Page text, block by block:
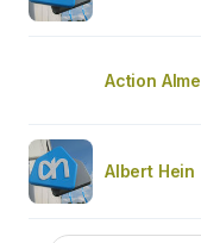
Action
Albert Hein